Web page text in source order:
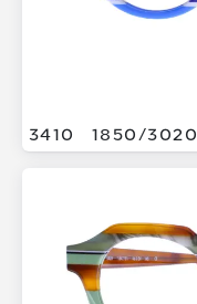
3410 1850/3020